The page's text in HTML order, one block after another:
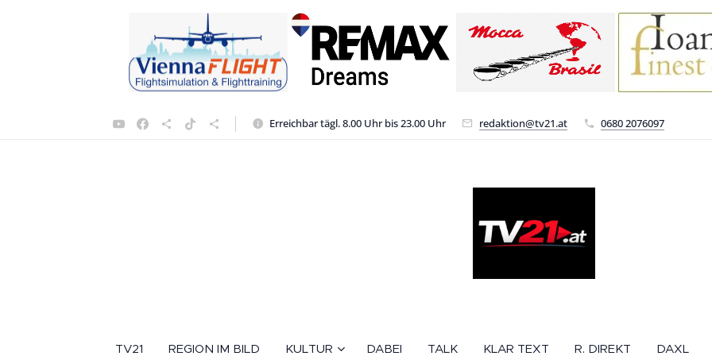
Erreichbar tägl. 8.00 Uhr bis 23.00 Uhr redaktion@tv21.at 0680 2076097
TV21 REGION IM BILD KULTUR DABEI TALK KLAR TEXT R. DIREKT DAXL